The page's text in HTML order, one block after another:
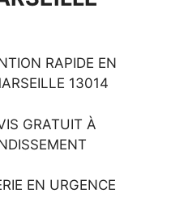
RAPIDE EN
13014
GRATUIT À
EN URGENCE